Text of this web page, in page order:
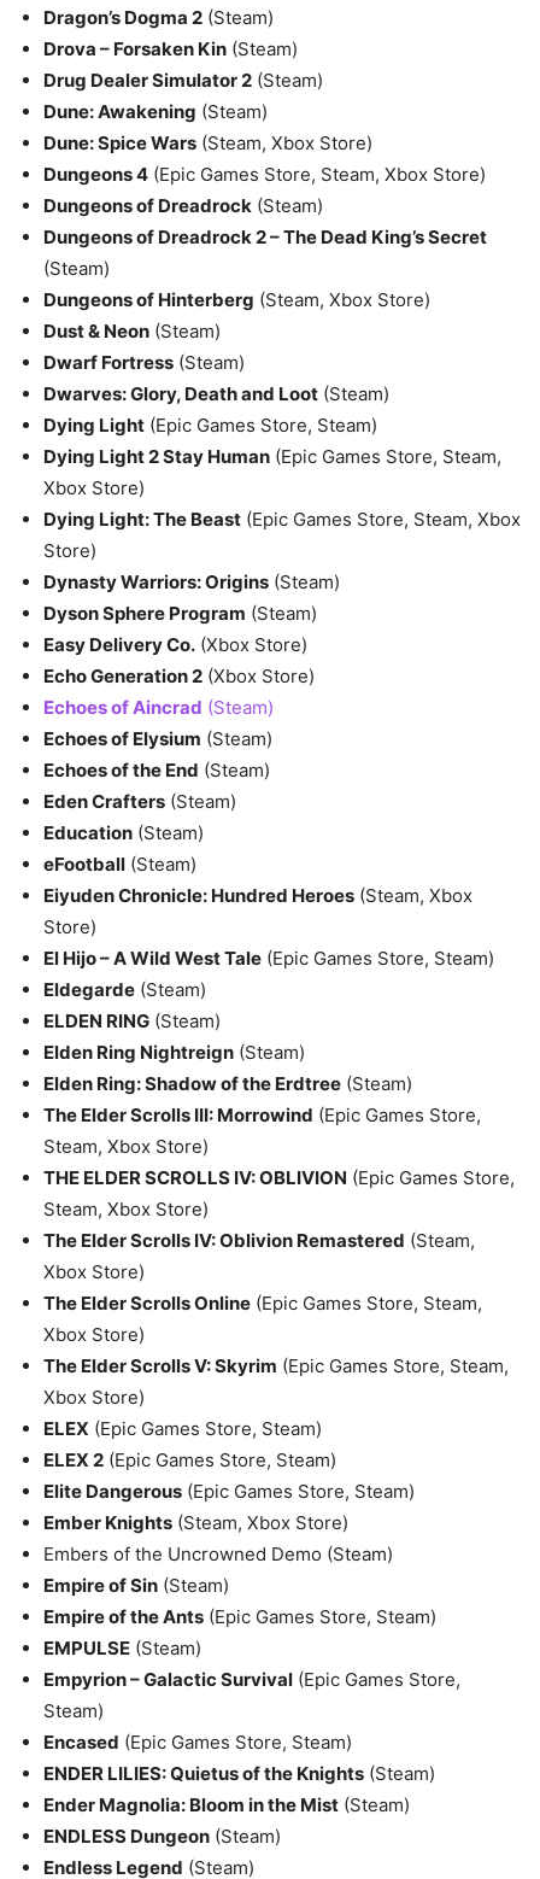
Dragon’s Dogma 2 (Steam)
Drova – Forsaken Kin (Steam)
Drug Dealer Simulator 2 (Steam)
Dune: Awakening (Steam)
Dune: Spice Wars (Steam, Xbox Store)
Dungeons 4 (Epic Games Store, Steam, Xbox Store)
Dungeons of Dreadrock (Steam)
Dungeons of Dreadrock 2 – The Dead King’s Secret
(Steam)
Dungeons of Hinterberg (Steam, Xbox Store)
Dust & Neon (Steam)
Dwarf Fortress (Steam)
Dwarves: Glory, Death and Loot (Steam)
Dying Light (Epic Games Store, Steam)
Dying Light 2 Stay Human (Epic Games Store, Steam,
Xbox Store)
Dying Light: The Beast (Epic Games Store, Steam, Xbox
Store)
Dynasty Warriors: Origins (Steam)
Dyson Sphere Program (Steam)
Easy Delivery Co. (Xbox Store)
Echo Generation 2 (Xbox Store)
Echoes of Aincrad (Steam)
Echoes of Elysium (Steam)
Echoes of the End (Steam)
Eden Crafters (Steam)
Education (Steam)
eFootball (Steam)
Eiyuden Chronicle: Hundred Heroes (Steam, Xbox
Store)
El Hijo – A Wild West Tale (Epic Games Store, Steam)
Eldegarde (Steam)
ELDEN RING (Steam)
Elden Ring Nightreign (Steam)
Elden Ring: Shadow of the Erdtree (Steam)
The Elder Scrolls III: Morrowind (Epic Games Store,
Steam, Xbox Store)
THE ELDER SCROLLS IV: OBLIVION (Epic Games Store,
Steam, Xbox Store)
The Elder Scrolls IV: Oblivion Remastered (Steam,
Xbox Store)
The Elder Scrolls Online (Epic Games Store, Steam,
Xbox Store)
The Elder Scrolls V: Skyrim (Epic Games Store, Steam,
Xbox Store)
ELEX (Epic Games Store, Steam)
ELEX 2 (Epic Games Store, Steam)
Elite Dangerous (Epic Games Store, Steam)
Ember Knights (Steam, Xbox Store)
Embers of the Uncrowned Demo (Steam)
Empire of Sin (Steam)
Empire of the Ants (Epic Games Store, Steam)
EMPULSE (Steam)
Empyrion – Galactic Survival (Epic Games Store,
Steam)
Encased (Epic Games Store, Steam)
ENDER LILIES: Quietus of the Knights (Steam)
Ender Magnolia: Bloom in the Mist (Steam)
ENDLESS Dungeon (Steam)
Endless Legend (Steam)